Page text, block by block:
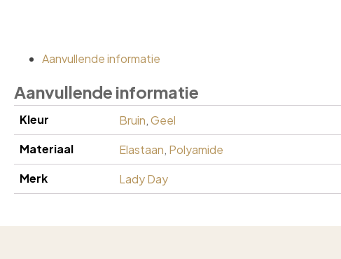
Aanvullende informatie
Aanvullende informatie
Kleur Bruin,Geel
Materiaal
Elastaan, Polyamide
Merk
Lady Day